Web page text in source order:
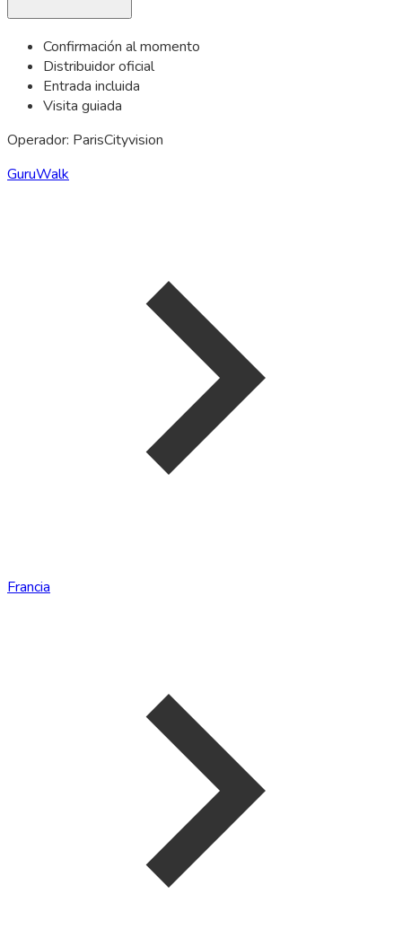
Confirmación al momento
Distribuidor oficial
Entrada incluida
Visita guiada
Operador: ParisCityvision
GuruWalk
Francia